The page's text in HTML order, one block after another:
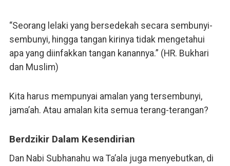
“Seorang lelaki yang bersedekah secara sembunyi-
sembunyi, hingga tangan kirinya tidak mengetahui
apa yang diinfakkan tangan kanannya.” (HR. Bukhari
dan Muslim)
Kita harus mempunyai amalan yang tersembunyi,
jama’ah. Atau amalan kita semua terang-terangan?
Berdzikir Dalam Kesendirian
Dan Nabi Subhanahu wa Ta’ala juga menyebutkan, di